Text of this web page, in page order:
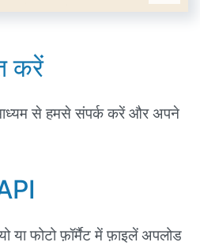
करें
से हमसे संपर्क करें और अपने
या फोटो फ़ॉर्मैट में फ़ाइलें अपलोड